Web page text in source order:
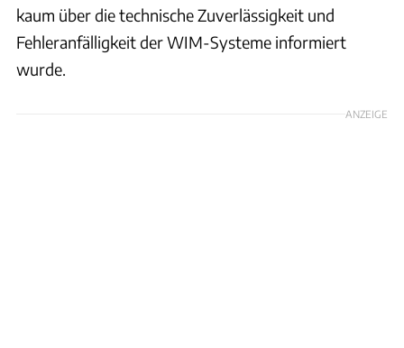
kaum über die technische Zuverlässigkeit und
Fehleranfälligkeit der WIM-Systeme informiert
wurde.
ANZEIGE